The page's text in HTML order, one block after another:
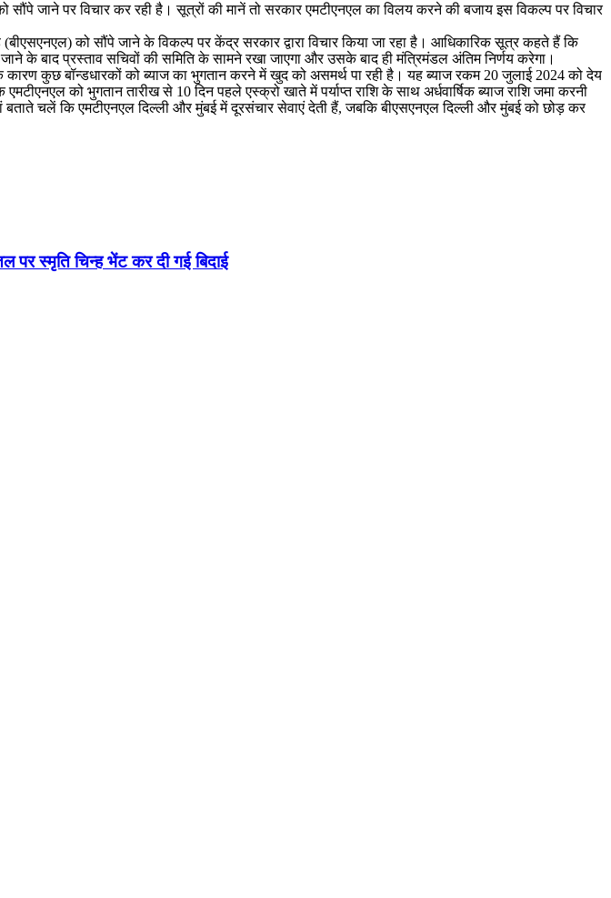
जाने पर विचार कर रही है। सूत्रों की मानें तो सरकार एमटीएनएल का विलय करने की बजाय इस विकल्प पर विचार
को सौंपे जाने के विकल्प पर केंद्र सरकार द्वारा विचार किया जा रहा है। आधिकारिक सूत्र कहते हैं कि
बाद प्रस्ताव सचिवों की समिति के सामने रखा जाएगा और उसके बाद ही मंत्रिमंडल अंतिम निर्णय करेगा।
कुछ बॉन्डधारकों को ब्याज का भुगतान करने में खुद को असमर्थ पा रही है। यह ब्याज रकम 20 जुलाई 2024 को देय
को भुगतान तारीख से 10 दिन पहले एस्क्रो खाते में पर्याप्त राशि के साथ अर्धवार्षिक ब्याज राशि जमा करनी
चलें कि एमटीएनएल दिल्ली और मुंबई में दूरसंचार सेवाएं देती हैं, जबकि बीएसएनएल दिल्ली और मुंबई को छोड़ कर
पर स्मृति चिन्ह भेंट कर दी गई बिदाई